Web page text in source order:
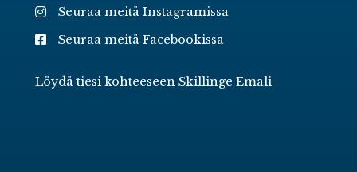
Seuraa meitä Instagramissa
Seuraa meitä Facebookissa
Löydä tiesi kohteeseen Skillinge Emali